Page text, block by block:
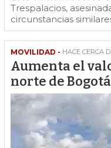
Trespalacios,
circunstancias
MOVILIDAD - HACE CERCA
Aumenta el
norte de Bogotá